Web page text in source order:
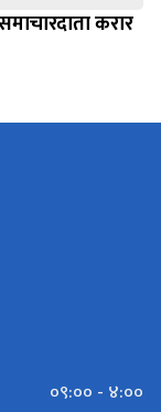
करार
०९:०० - ४:००